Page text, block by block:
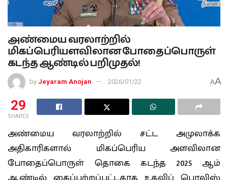
அண்மைய வரலாற்றில்
மிகப்பெரியளவிலான போதைப்பொருள்
கடந்த ஆண்டில் பறிமுதல்!
by Jeyaram Anojan 2026/01/22 AA
29
SHARES
அண்மைய வரலாற்றில் சட்ட அமுலாக்க
அதிகாரிகளால் மிகப்பெரிய அளவிலான
போதைப்பொருள் தொகை கடந்த 2025 ஆம்